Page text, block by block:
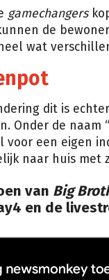
gamechangers
de
wat
dit is
Onder de naam
voor een eigen
naar huis met
van Big
en de